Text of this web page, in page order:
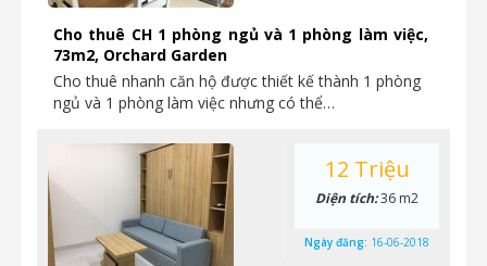
Cho thuê CH 1 phòng ngủ và 1 phòng làm việc,
73m2, Orchard Garden
Cho thuê nhanh căn hộ được thiết kế thành 1 phòng
ngủ và 1 phòng làm việc nhưng có thể…
12 Triệu
Diện tích:36 m2
Ngày đăng: 16-06-2018